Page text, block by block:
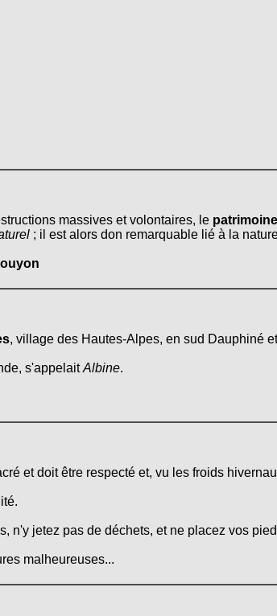
massives et volontaires, le
; il est alors don remarquable lié à la
, village des Hautes-Alpes, en sud Dauphiné
s'appelaitAlbine.
et doit être respecté et, vu les froids
n'y jetez pas de déchets, et ne placez vos
malheureuses...